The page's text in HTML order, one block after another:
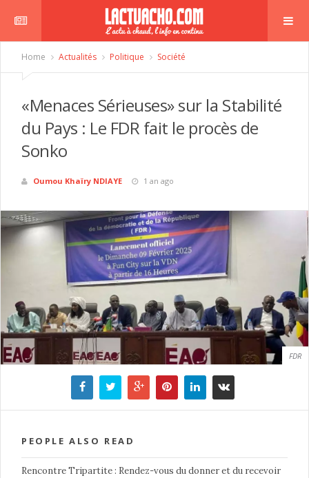
Home Actualités Politique Société
«Menaces Sérieuses» sur la Stabilité
du Pays : Le FDR fait le procès de
Sonko
Oumou Khaïry NDIAYE 1 an ago
FDR
PEOPLE ALSO READ
Rencontre Tripartite : Rendez-vous du donner et du recevoir